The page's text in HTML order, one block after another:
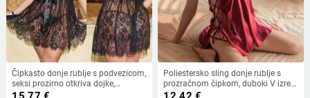
Čipkasto donje rublje s podvezicom,
seksi prozirno otkriva dojke,
europski stil (Čipka; Stil: otkriva
Poliestersko sling donje rublje s
prozračnom čipkom, duboki V izrez
i haljina s naramenicama (90–95%